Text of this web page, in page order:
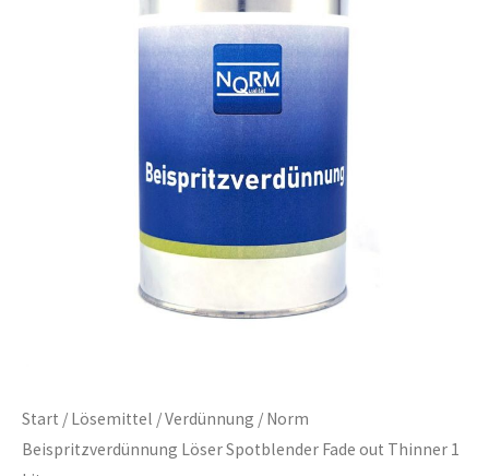
Start / Lösemittel /Verdünnung / Norm
Beispritzverdünnung Löser Spotblender Fade out Thinner 1